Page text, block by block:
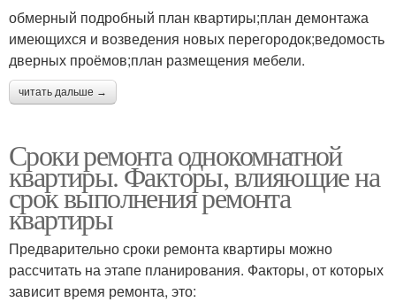
обмерный подробный план квартиры;план демонтажа
имеющихся и возведения новых перегородок;ведомость
дверных проёмов;план размещения мебели.
читать дальше →
Сроки ремонта однокомнатной
квартиры. Факторы, влияющие на
срок выполнения ремонта
квартиры
Предварительно сроки ремонта квартиры можно
рассчитать на этапе планирования. Факторы, от которых
зависит время ремонта, это: